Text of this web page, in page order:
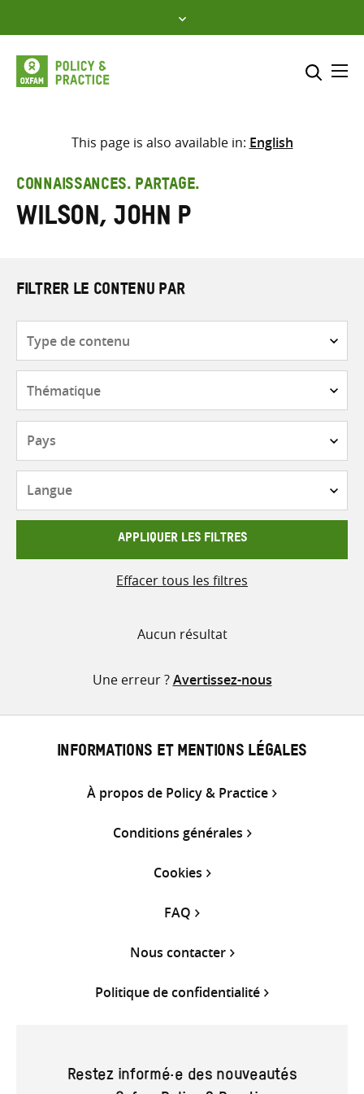
to
content
Sélectionner l’emplacement
Saisir
les
termes
This page is also available in: English
CONNAISSANCES. PARTAGE.
Wilson, John P
FILTRER LE CONTENU PAR
contenu
APPLIQUER LES FILTRES
Effacer tous les filtres
Aucun résultat
Une erreur ?Avertissez-nous
INFORMATIONS ET MENTIONS LÉGALES
À propos de Policy & Practice
Conditions générales
Cookies
FAQ
Nous contacter
Politique de confidentialité
Restez informé·e des nouveautés